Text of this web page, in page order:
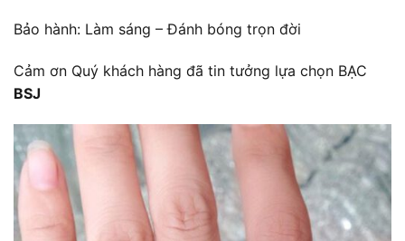
Bảo hành: Làm sáng – Đánh bóng trọn đời
Cảm ơn Quý khách hàng đã tin tưởng lựa chọn BẠC
BSJ